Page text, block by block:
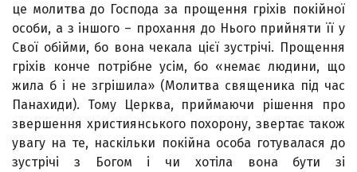
це молитва до Господа за прощення гріхів покійної
особи, а з іншого – про­хання до Нього прийняти її у
Свої обійми, бо вона чекала цієї зустрічі. Прощення
гріхів конче потрібне усім, бо «не­має людини, що
жила б і не згрішила» (Молитва священика під час
Панахиди). Тому Церква, приймаючи рішення про
звершення християнського похорону, звертає також
увагу на те, наскільки покійна особа готувалася до
зустрічі з Богом і чи хотіла вона бути зі